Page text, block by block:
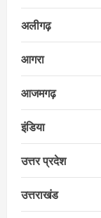
अलीगढ़
आगरा
आजमगढ़
इंडिया
उत्तर प्रदेश
उत्तराखंड